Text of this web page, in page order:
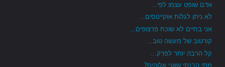
אדם שופט עצמו לפי...
לא ניתן לגלות אוקיינוסים...
אני בחיים לא שוכח פרצופים...
קורטוב של מעשה טוב...
קל הרבה יותר לפרק...
מתי הבנתי שאני אלוהים?...